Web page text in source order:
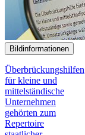
Bildinformationen
Überbrückungshilfen
für kleine und
mittelständische
Unternehmen
gehörten zum
Repertoire